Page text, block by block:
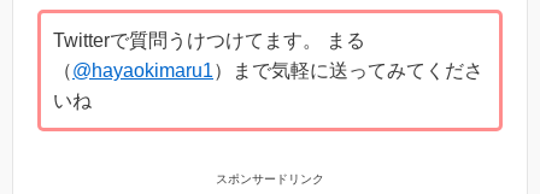
Twitterで質問うけつけてます。 まる
（@hayaokimaru1）まで気軽に送ってみてくださ
いね
スポンサードリンク